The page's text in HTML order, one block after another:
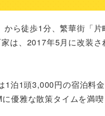
ら徒歩1分、繁華街「
は、2017年5月に改装
泊1頭3,000円の宿泊料
優雅な散策タイムを満喫